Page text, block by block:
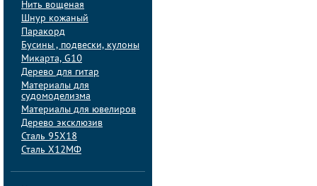
Нить вощеная
Шнур кожаный
Паракорд
Бусины , подвески, кулоны
Микарта, G10
Дерево для гитар
Материалы для
судомоделизма
Материалы для ювелиров
Дерево эксклюзив
Сталь 95Х18
Сталь Х12МФ